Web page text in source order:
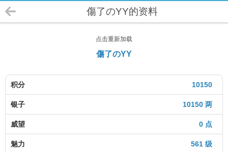
傷了のYY的资料
点击重新加载
傷了のYY
10150
积分
10150 两
银子
0 点
威望
561 级
魅力